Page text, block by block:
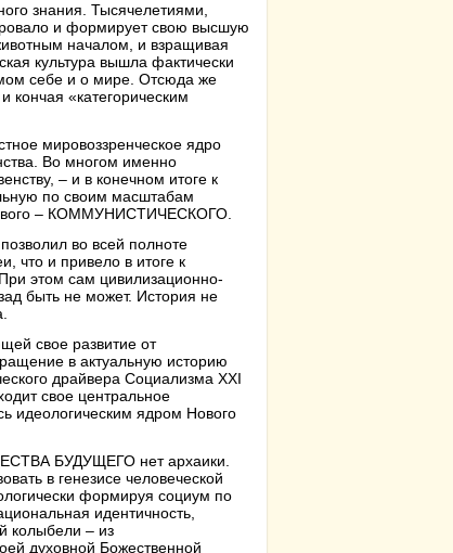
знания. Тысячелетиями,
и формирует свою высшую
началом, и взращивая
культура вышла фактически
себе и о мире. Отсюда же
кончая «категорическим
мировоззренческое ядро
Во многом именно
– и в конечном итоге к
по своим масштабам
– КОММУНИСТИЧЕСКОГО.
во всей полноте
что и привело в итоге к
этом сам цивилизационно-
быть не может. История не
свое развитие от
в актуальную историю
драйвера Социализма XXI
свое центральное
идеологическим ядром Нового
БУДУЩЕГО нет архаики.
в генезисе человеческой
формируя социум по
идентичность,
колыбели – из
духовной Божественной